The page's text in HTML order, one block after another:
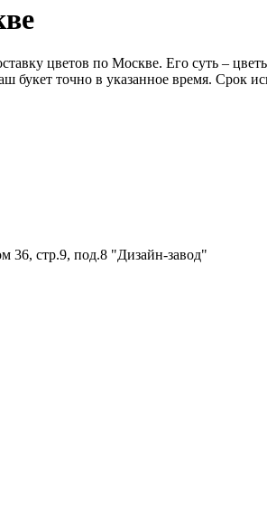
цветов по Москве. Его суть –
букет точно в указанное время. Срок
36, стр.9, под.8 "Дизайн-завод"